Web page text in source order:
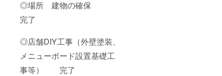
◎場所 建物の確保
完了
◎店舗DIY工事（外壁塗装、
メニューボード設置基礎工
事等） 完了